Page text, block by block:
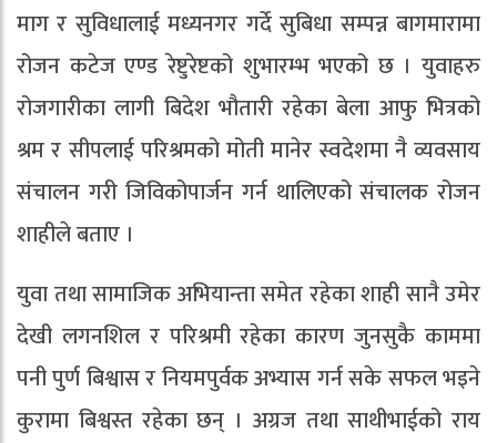
माग र सुविधालाई मध्यनगर गर्दे सुबिधा सम्पन्न बागमारामा
रोजन कटेज एण्ड रेष्टुरेष्टको शुभारम्भ भएको छ । युवाहरु
रोजगारीका लागी बिदेश भौतारी रहेका बेला आफु भित्रको
श्रम र सीपलाई परिश्रमको मोती मानेर स्वदेशमा नै व्यवसाय
संचालन गरी जिविकोपार्जन गर्न थालिएको संचालक रोजन
शाहीले बताए ।
युवा तथा सामाजिक अभियान्ता समेत रहेका शाही सानै उमेर
देखी लगनशिल र परिश्रमी रहेका कारण जुनसुकै काममा
पनी पुर्ण बिश्वास र नियमपुर्वक अभ्यास गर्न सके सफल भइने
कुरामा बिश्वस्त रहेका छन् । अग्रज तथा साथीभाईको राय